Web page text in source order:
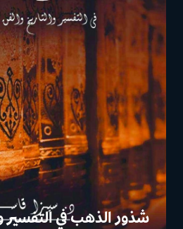
شذور الذهب في التفسير